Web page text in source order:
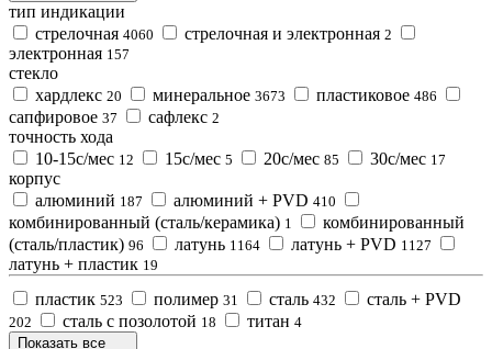
тип индикации
стрелочная 4060 стрелочная и электронная 2
электронная 157
стекло
xардлекс 20 минеральное 3673 пластиковое 486
сапфировое 37 сафлекс 2
точность хода
10-15с/мес 12 15с/мес 5 20с/мес 85 30с/мес 17
корпус
алюминий 187 алюминий + PVD 410
комбинированный (сталь/керамика) 1
комбинированный
(сталь/пластик) 96 латунь 1164 латунь + PVD 1127
латунь + пластик 19
пластик 523 полимер 31 сталь 432 сталь + PVD
202 сталь с позолотой 18 титан 4
Показать все